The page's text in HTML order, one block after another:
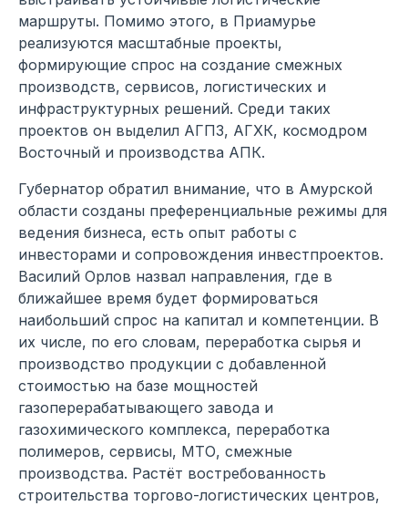
маршруты. Помимо этого, в Приамурье
реализуются масштабные проекты,
формирующие спрос на создание смежных
производств, сервисов, логистических и
инфраструктурных решений. Среди таких
проектов он выделил АГПЗ, АГХК, космодром
Восточный и производства АПК.
Губернатор обратил внимание, что в Амурской
области созданы преференциальные режимы для
ведения бизнеса, есть опыт работы с
инвесторами и сопровождения инвестпроектов.
Василий Орлов назвал направления, где в
ближайшее время будет формироваться
наибольший спрос на капитал и компетенции. В
их числе, по его словам, переработка сырья и
производство продукции с добавленной
стоимостью на базе мощностей
газоперерабатывающего завода и
газохимического комплекса, переработка
полимеров, сервисы, МТО, смежные
производства. Растёт востребованность
строительства торгово-логистических центров,